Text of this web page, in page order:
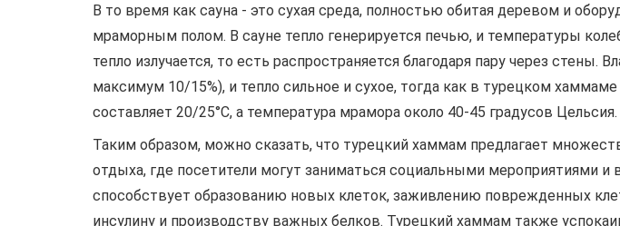
В то время как сауна - это сухая среда, полностью обитая деревом и
мраморным полом. В сауне тепло генерируется печью, и температуры
тепло излучается, то есть распространяется благодаря пару через
максимум 10/15%), и тепло сильное и сухое, тогда как в турецком
составляет 20/25°C, а температура мрамора около 40-45 градусов Цельсия.
Таким образом, можно сказать, что турецкий хаммам предлагает
отдыха, где посетители могут заниматься социальными мероприятиями
способствует образованию новых клеток, заживлению поврежденных
инсулину и производству важных белков. Турецкий хаммам также